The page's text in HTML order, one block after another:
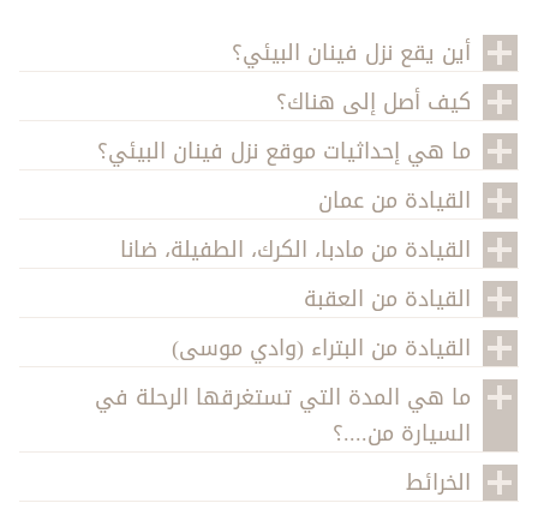
أين يقع نزل فينان البيئي؟
كيف أصل إلى هناك؟
ما هي إحداثيات موقع نزل فينان البيئي؟
القيادة من عمان
القيادة من مادبا، الكرك، الطفيلة، ضانا
القيادة من العقبة
القيادة من البتراء (وادي موسى)
ما هي المدة التي تستغرقها الرحلة في
السيارة من....؟
الخرائط